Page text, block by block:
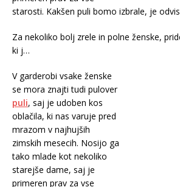
starosti. Kakšen puli bomo izbrale, je
Za nekoliko bolj zrele in polne ženske,
ki j…
V garderobi vsake ženske
se mora znajti tudi pulover
puli, saj je udoben kos
oblačila, ki nas varuje pred
mrazom v najhujših
zimskih mesecih. Nosijo ga
tako mlade kot nekoliko
starejše dame, saj je
primeren prav za vse